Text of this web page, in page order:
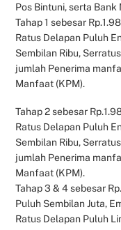
Pos Bintuni, serta
Tahap 1 sebesar
Ratus Delapan Puluh
Sembilan Ribu,
jumlah Penerima
Manfaat (KPM).
Tahap 2 sebesar
Ratus Delapan Puluh
Sembilan Ribu,
jumlah Penerima
Manfaat (KPM).
Tahap 3 & 4 sebesar
Puluh Sembilan Juta,
Ratus Delapan Puluh